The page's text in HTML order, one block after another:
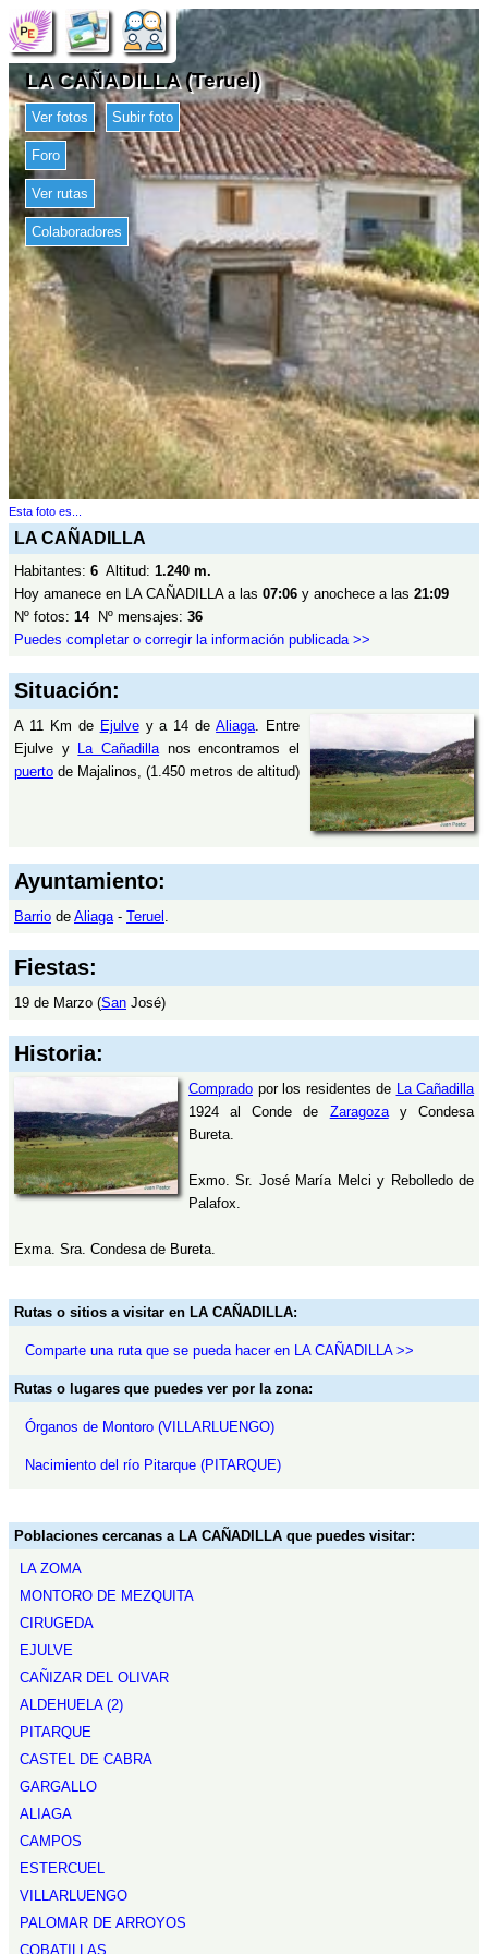
LA CAÑADILLA (Teruel)
Ver fotos Subir foto
Foro
Ver rutas
Colaboradores
Esta foto es...
LA CAÑADILLA
Habitantes: 6 Altitud: 1.240 m.
Hoy amanece en LA CAÑADILLA a las 07:06 y anochece a las 21:09
Nº fotos: 14Nº mensajes: 36
Puedes completar o corregir la información publicada >>
Situación:
A 11 Km de Ejulvey a 14 deAliaga. Entre
Ejulve y La Cañadillanos encontramos el
puerto de Majalinos, (1.450 metros de altitud)
Ayuntamiento:
Barrio de Aliaga - Teruel
Fiestas:
19 de Marzo (San José)
Historia:
Comprado por los residentes de
La Cañadilla
1924 al Conde de Zaragozay Condesa
Bureta.
Exmo. Sr. José María Melci y Rebolledo de
Palafox.
Exma. Sra. Condesa de Bureta.
Rutas o sitios a visitar en LA CAÑADILLA:
Comparte una ruta que se pueda hacer en LA CAÑADILLA >>
Rutas o lugares que puedes ver por la zona:
Órganos de Montoro (VILLARLUENGO)
Nacimiento del río Pitarque (PITARQUE)
Poblaciones cercanas a LA CAÑADILLA que puedes visitar:
LA ZOMA
MONTORO DE MEZQUITA
CIRUGEDA
EJULVE
CAÑIZAR DEL OLIVAR
ALDEHUELA (2)
PITARQUE
CASTEL DE CABRA
GARGALLO
ALIAGA
CAMPOS
ESTERCUEL
VILLARLUENGO
PALOMAR DE ARROYOS
COBATILLAS